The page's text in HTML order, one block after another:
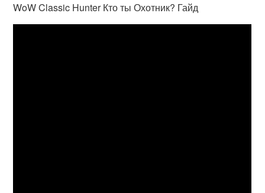
WoW Classic Hunter Кто ты Охотник? Гайд